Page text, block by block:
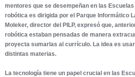
mentores que se desempeñan en las
robótica es dirigida por el Parque Informático
Moleker, director del PILP, expresó que,
robótica estaban pensadas de manera
proyecta sumarlas al currículo. La idea es
distintas materias.
La tecnología tiene un papel crucial en las